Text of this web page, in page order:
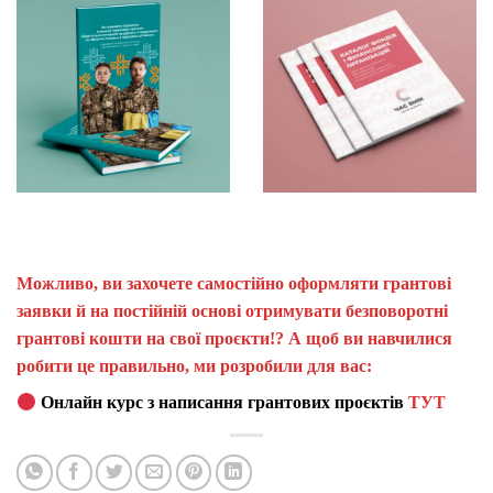
Можливо, ви захочете самостійно оформляти грантові
заявки й на постійній основі отримувати безповоротні
грантові кошти на свої проєкти!? А щоб ви навчилися
робити це правильно, ми розробили для вас:
Онлайн курс з написання грантових проєктівТУТ